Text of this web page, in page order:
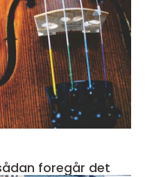
foregår det